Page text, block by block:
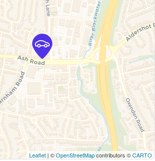
Leaflet | ©OpenStreetMapcontributors ©CARTO